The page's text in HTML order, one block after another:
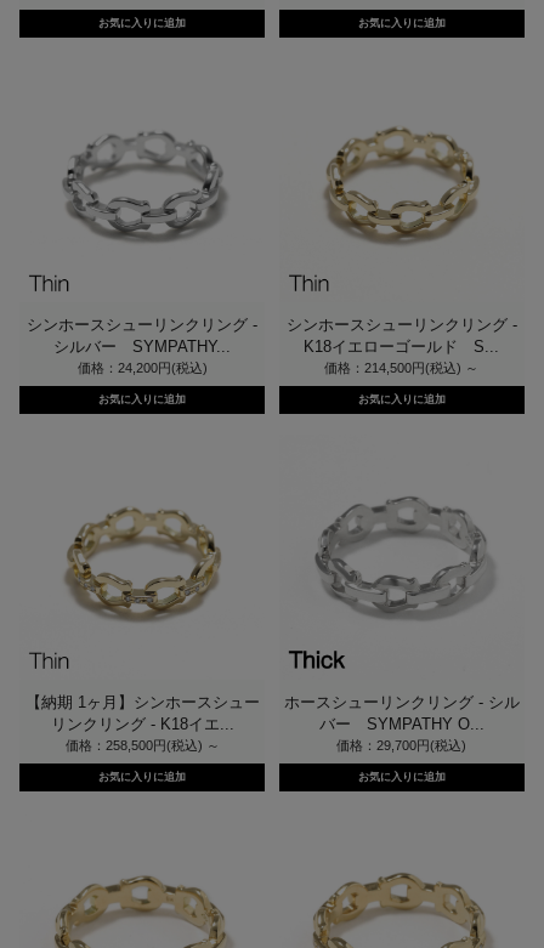
シンホースシューリンクリング -
シルバー SYMPATHY...
価格：24,200円(税込)
シンホースシューリンクリング -
K18イエローゴールド S...
価格：214,500円(税込) ～
【納期 1ヶ月】シンホースシュー
リンクリング - K18イエ...
価格：258,500円(税込) ～
ホースシューリンクリング - シル
バー SYMPATHY O...
価格：29,700円(税込)